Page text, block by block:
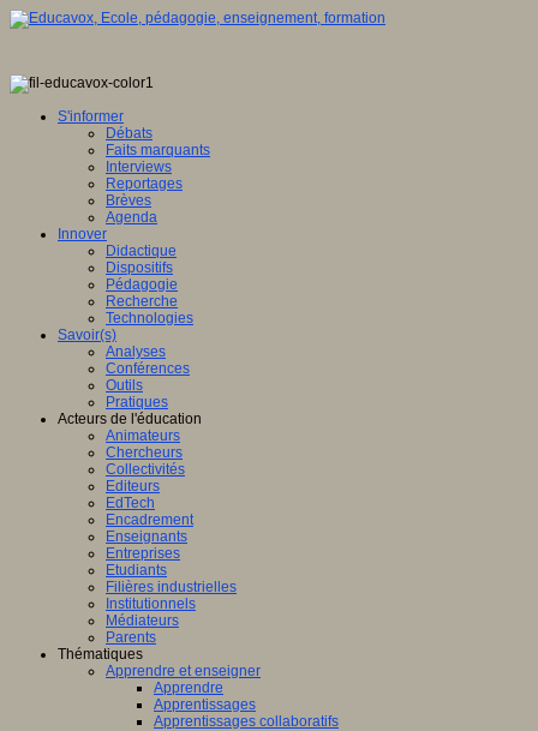
S'informer
Débats
Faits marquants
Interviews
Reportages
Brèves
Agenda
Innover
Didactique
Dispositifs
Pédagogie
Recherche
Technologies
Savoir(s)
Analyses
Conférences
Outils
Pratiques
Acteurs de l'éducation
Animateurs
Chercheurs
Collectivités
Editeurs
EdTech
Encadrement
Enseignants
Entreprises
Etudiants
Filières industrielles
Institutionnels
Médiateurs
Parents
Thématiques
Apprendre et enseigner
Apprendre
Apprentissages
Apprentissages collaboratifs